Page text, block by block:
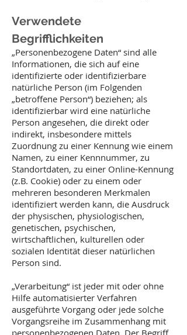
Verwendete
Begrifflichkeiten
„Personenbezogene Daten“ sind alle
Informationen, die sich auf eine
identifizierte oder identifizierbare
natürliche Person (im Folgenden
„betroffene Person“) beziehen; als
identifizierbar wird eine natürliche
Person angesehen, die direkt oder
indirekt, insbesondere mittels
Zuordnung zu einer Kennung wie einem
Namen, zu einer Kennnummer, zu
Standortdaten, zu einer Online-Kennung
(z.B. Cookie) oder zu einem oder
mehreren besonderen Merkmalen
identifiziert werden kann, die Ausdruck
der physischen, physiologischen,
genetischen, psychischen,
wirtschaftlichen, kulturellen oder
sozialen Identität dieser natürlichen
Person sind.
„Verarbeitung“ ist jeder mit oder ohne
Hilfe automatisierter Verfahren
ausgeführte Vorgang oder jede solche
Vorgangsreihe im Zusammenhang mit
personenbezogenen Daten. Der Begriff